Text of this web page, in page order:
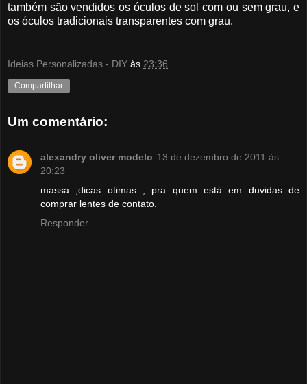
também são vendidos os óculos de sol com ou sem grau, e
os óculos tradicionais transparentes com grau.
Ideias Personalizadas - DIY às 23:36
Compartilhar
Um comentário:
alexandry oliver modelo 13 de dezembro de 2011 às
20:23
massa ,dicas otimas , pra quem está em duvidas de
comprar lentes de contato.
Responder